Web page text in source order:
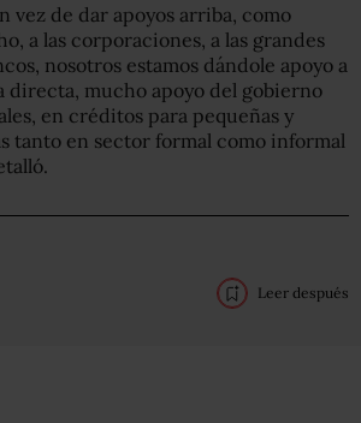
vez de dar apoyos arriba, como
a las corporaciones, a las grandes
nosotros estamos dándole apoyo a
directa, mucho apoyo del gobierno
en créditos para pequeñas y
tanto en sector formal como informal
Leer después